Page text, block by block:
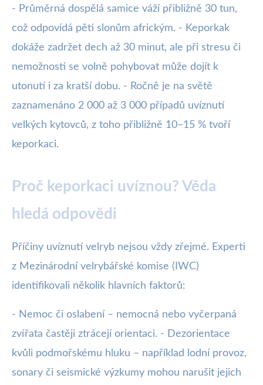
- Průměrná dospělá samice váží přibližně 30 tun,
což odpovídá pěti slonům africkým. - Keporkak
dokáže zadržet dech až 30 minut, ale při stresu či
nemožnosti se volně pohybovat může dojít k
utonutí i za kratší dobu. - Ročně je na světě
zaznamenáno 2 000 až 3 000 případů uvíznutí
velkých kytovců, z toho přibližně 10–15 % tvoří
keporkaci.
Proč keporkaci uvíznou? Věda
hledá odpovědi
Příčiny uvíznutí velryb nejsou vždy zřejmé. Experti
z Mezinárodní velrybářské komise (IWC)
identifikovali několik hlavních faktorů:
- Nemoc či oslabení – nemocná nebo vyčerpaná
zvířata častěji ztrácejí orientaci. - Dezorientace
kvůli podmořskému hluku – například lodní provoz,
sonary či seismické výzkumy mohou narušit jejich